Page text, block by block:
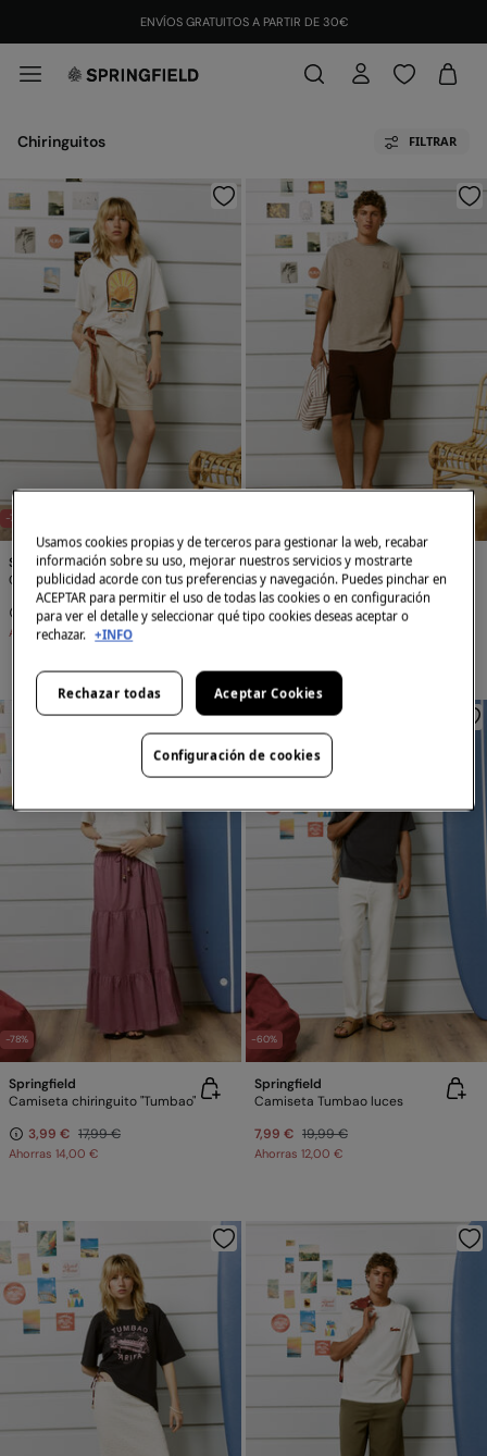
Chiringuitos FILTRAR
-78%
Springfield
Camiseta manga corta chiringuito "Aura"
3,99 € 17,99 €
Ahorras14,00 €
Springfield
Camiseta Chiringuito Aura Caparica
5,99 € 19,99 €
-78%
Springfield
Camiseta chiringuito "Tumbao"
3,99 € 17,99 €
Ahorras 14,00 €
-60%
Springfield
Camiseta Tumbao luces
7,99 € 19,99 €
Ahorras 12,00 €
Usamos cookies propias y de terceros para gestionar la web, recabar
información sobre su uso, mejorar nuestros servicios y mostrarte
publicidad acorde con tus preferencias y navegación. Puedes pinchar en
ACEPTAR para permitir el uso de todas las cookies o en configuración
para ver el detalle y seleccionar qué tipo cookies deseas aceptar o
rechazar. +INFO
Rechazar todas Aceptar Cookies
Configuración de cookies